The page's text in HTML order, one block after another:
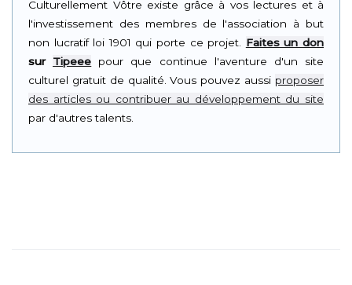
Culturellement Vôtre existe grâce à vos lectures et à
l'investissement des membres de l'association à but
non lucratif loi 1901 qui porte ce projet. Faites un don
sur Tipeee pour que continue l'aventure d'un site
culturel gratuit de qualité. Vous pouvez aussi proposer
des articles ou contribuer au développement du site
par d'autres talents.